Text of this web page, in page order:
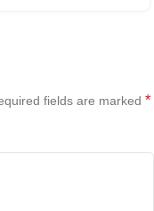
fields are marked *